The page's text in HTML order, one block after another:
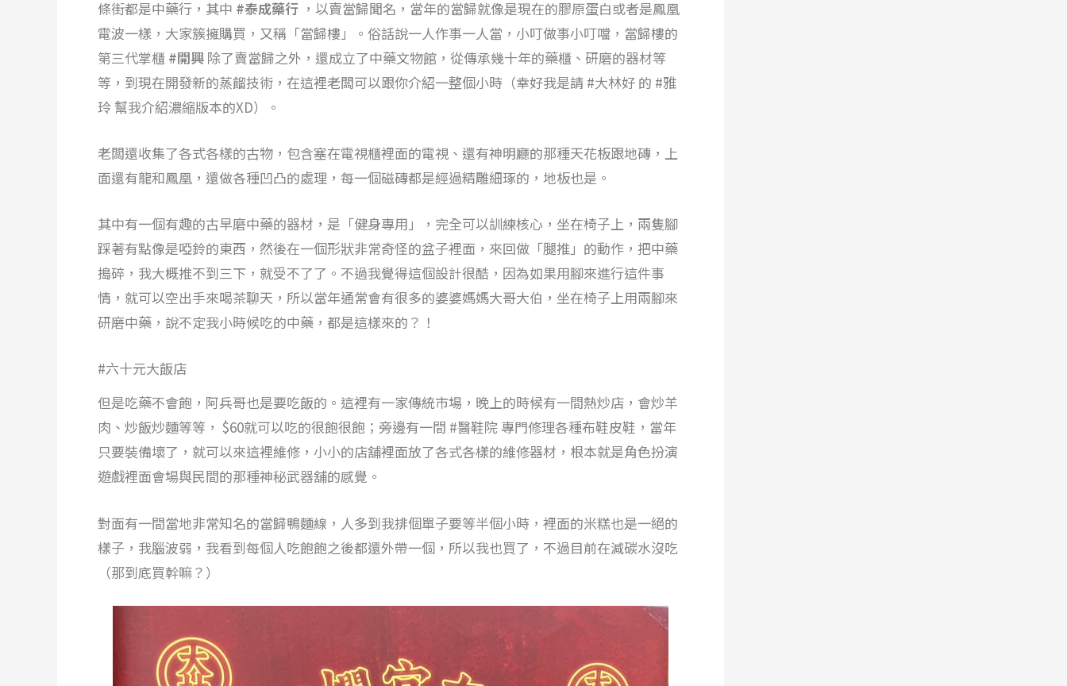
條街都是中藥行，其中 #泰成藥行 ，以賣當歸聞名，當年的當歸就像是現在的膠原蛋白或者是鳳凰
電波一樣，大家簇擁購買，又稱「當歸樓」。俗話說一人作事一人當，小叮做事小叮噹，當歸樓的
第三代掌櫃 #開興 除了賣當歸之外，還成立了中藥文物館，從傳承幾十年的藥櫃、研磨的器材等
等，到現在開發新的蒸餾技術，在這裡老闆可以跟你介紹一整個小時（幸好我是請 #大林好 的 #雅
玲 幫我介紹濃縮版本的XD）。
老闆還收集了各式各樣的古物，包含塞在電視櫃裡面的電視、還有神明廳的那種天花板跟地磚，上
面還有龍和鳳凰，還做各種凹凸的處理，每一個磁磚都是經過精雕細琢的，地板也是。
其中有一個有趣的古早磨中藥的器材，是「健身專用」，完全可以訓練核心，坐在椅子上，兩隻腳
踩著有點像是啞鈴的東西，然後在一個形狀非常奇怪的盆子裡面，來回做「腿推」的動作，把中藥
搗碎，我大概推不到三下，就受不了了。不過我覺得這個設計很酷，因為如果用腳來進行這件事
情，就可以空出手來喝茶聊天，所以當年通常會有很多的婆婆媽媽大哥大伯，坐在椅子上用兩腳來
研磨中藥，說不定我小時候吃的中藥，都是這樣來的？！
#六十元大飯店
但是吃藥不會飽，阿兵哥也是要吃飯的。這裡有一家傳統市場，晚上的時候有一間熱炒店，會炒羊
肉、炒飯炒麵等等， $60就可以吃的很飽很飽；旁邊有一間 #醫鞋院 專門修理各種布鞋皮鞋，當年
只要裝備壞了，就可以來這裡維修，小小的店舖裡面放了各式各樣的維修器材，根本就是角色扮演
遊戲裡面會場與民間的那種神秘武器舖的感覺。
對面有一間當地非常知名的當歸鴨麵線，人多到我排個單子要等半個小時，裡面的米糕也是一絕的
樣子，我腦波弱，我看到每個人吃飽飽之後都還外帶一個，所以我也買了，不過目前在減碳水沒吃
（那到底買幹嘛？）